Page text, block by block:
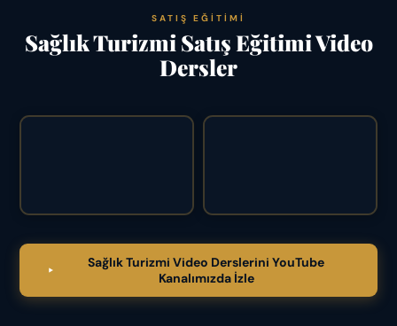
SATIŞ EĞITIMI
Sağlık Turizmi Satış Eğitimi Video
Dersler
Sağlık Turizmi Video Derslerini YouTube
Kanalımızda İzle